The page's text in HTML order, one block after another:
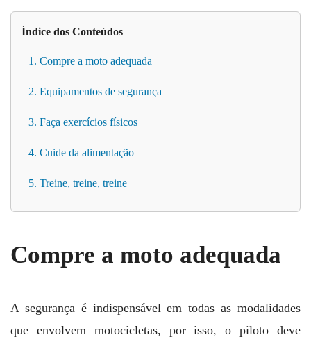
Índice dos Conteúdos
1. Compre a moto adequada
2. Equipamentos de segurança
3. Faça exercícios físicos
4. Cuide da alimentação
5. Treine, treine, treine
Compre a moto adequada
A segurança é indispensável em todas as modalidades
que envolvem motocicletas, por isso, o piloto deve